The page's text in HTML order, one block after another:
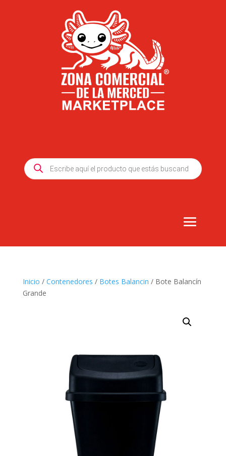
Products
search
Inicio / Contenedores / Botes Balancin / Bote Balancín
Grande